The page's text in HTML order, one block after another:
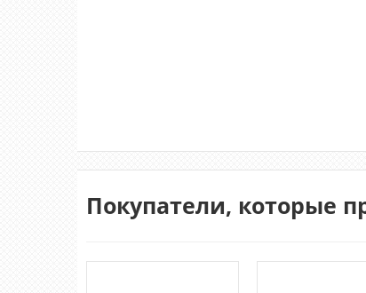
Покупатели, которые